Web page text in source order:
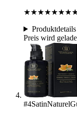
★★★★★
Produktdetails
Preis wird
#4SatinNaturel